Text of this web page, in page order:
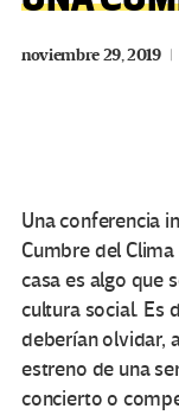
noviembre 29, 2019
Una conferencia
Cumbre del
casa es algo que
cultura social. Es
deberían olvidar,
estreno de una
concierto o